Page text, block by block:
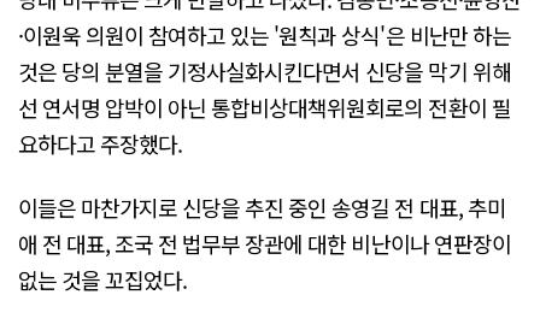
·이원욱 의원이 참여하고 있는 '원칙과 상식'은 비난만 하는
것은 당의 분열을 기정사실화시킨다면서 신당을 막기 위해
선 연서명 압박이 아닌 통합비상대책위원회로의 전환이 필
요하다고 주장했다.
이들은 마찬가지로 신당을 추진 중인 송영길 전 대표, 추미
애 전 대표, 조국 전 법무부 장관에 대한 비난이나 연판장이
없는 것을 꼬집었다.